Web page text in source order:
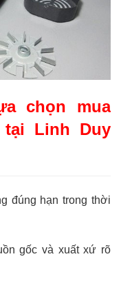
chọn mua
Linh Duy
đúng hạn trong thời
gốc và xuất xứ rõ